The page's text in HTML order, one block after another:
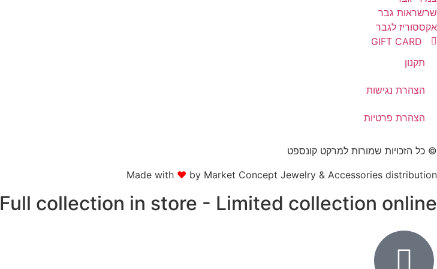
שרשראות גבר
אקססוריז לגבר
GIFT CARD
תקנון
הצהרת נגישות
הצהרת פרטיות
© כל הזכויות שמורות למרקט קונספט
Made with ❤ by Market Concept Jewelry & Accessories distribution
Full collection in store - Limited collection online